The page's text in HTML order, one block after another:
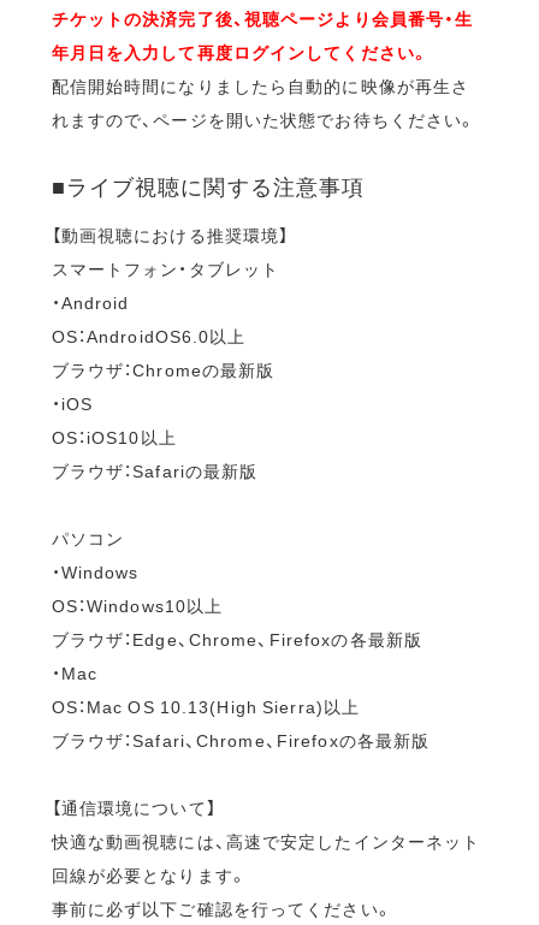
チケットの決済完了後、視聴ページより会員番号・生
年月日を入力して再度ログインしてください。
配信開始時間になりましたら自動的に映像が再生さ
れますので、ページを開いた状態でお待ちください。
■ライブ視聴に関する注意事項
【動画視聴における推奨環境】
スマートフォン・タブレット
・Android
OS：AndroidOS6.0以上
ブラウザ：Chromeの最新版
・iOS
OS：iOS10以上
ブラウザ：Safariの最新版
パソコン
・Windows
OS：Windows10以上
ブラウザ：Edge、Chrome、Firefoxの各最新版
・Mac
OS：Mac OS 10.13(High Sierra)以上
ブラウザ：Safari、Chrome、Firefoxの各最新版
【通信環境について】
快適な動画視聴には、高速で安定したインターネット
回線が必要となります。
事前に必ず以下ご確認を行ってください。